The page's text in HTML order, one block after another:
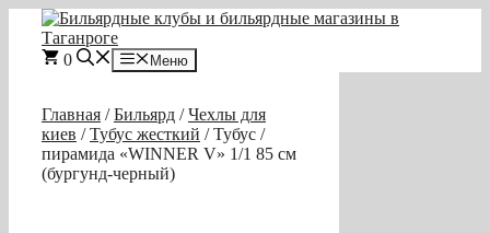
Перейти
содержимому
0 Меню
Главная /Бильярд /Чехлы для
киев /Тубус жесткий / Тубус /
пирамида «WINNER V» 1/1 85 см
(бургунд-черный)